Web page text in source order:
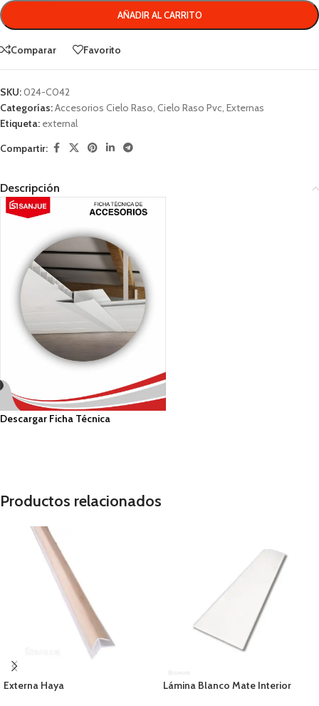
AÑADIR AL CARRITO
Comparar Favorito
SKU:024-C042
Categorías:Accesorios Cielo Raso, Cielo Raso Pvc, Externas
Etiqueta: external
Compartir:
Descripción
Descargar Ficha Técnica
Productos relacionados
Externa Haya Lámina Blanco Mate Interior